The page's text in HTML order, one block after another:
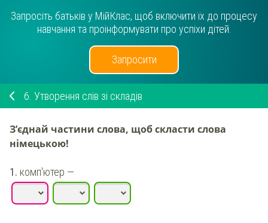
Запросіть батьків у МійКлас, щоб включити їх до процесу
навчання та проінформувати про успіхи дітей.
Запросити
6. Утворення слів зі складів
З’єднай частини слова, щоб скласти слова
німецькою!
1. комп'ютер —